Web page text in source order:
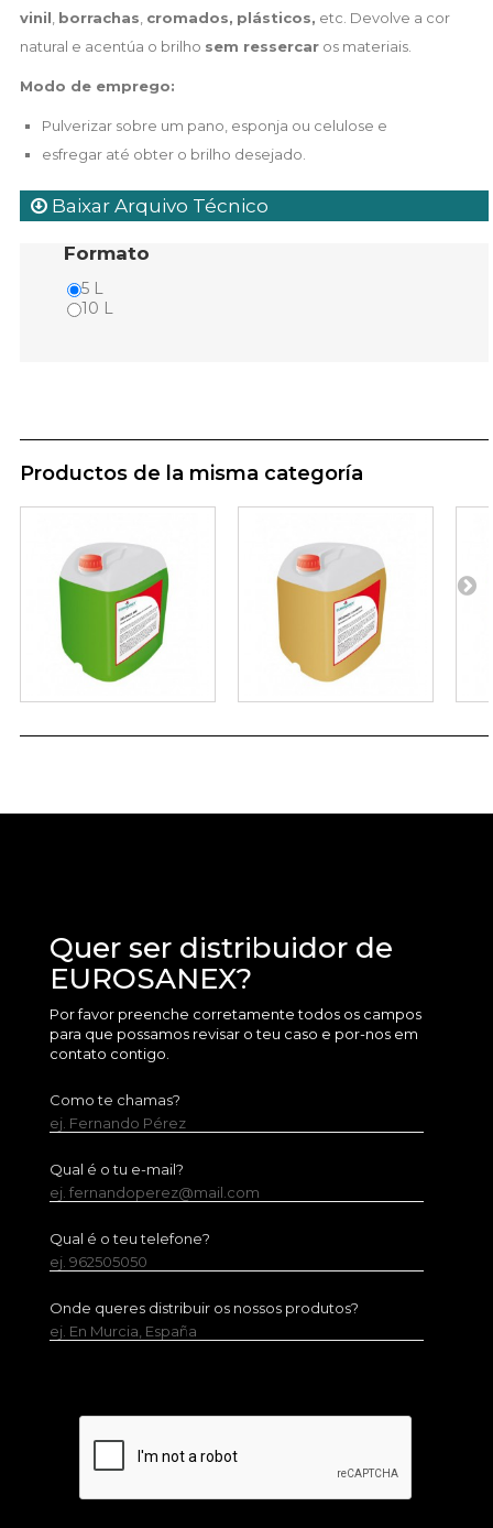
vinil borrachas cromados, plásticos, etc. Devolve a cor
natural e acentúa o brilho sem ressercaros materiais.
Modo de emprego:
Pulverizar sobre um pano, esponja ou celulose e
esfregar até obter o brilho desejado.
Baixar Arquivo Técnico
Formato
5 L
10 L
Productos de la misma categoría
Quer ser distribuidor de
EUROSANEX?
Por favor preenche corretamente todos os campos
para que possamos revisar o teu caso e por-nos em
contato contigo.
Como te chamas?
ej. Fernando Pérez
Qual é o tu e-mail?
ej. fernandoperez@mail.com
Qual é o teu telefone?
ej. 962505050
Onde queres distribuir os nossos produtos?
ej. En Murcia, España